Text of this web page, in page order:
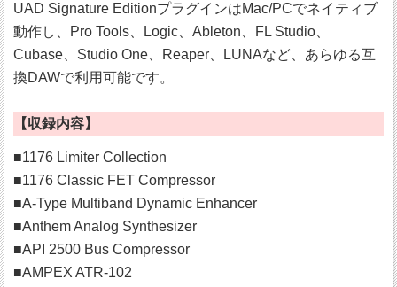
UAD Signature EditionプラグインはMac/PCでネイティブ
動作し、Pro Tools、Logic、Ableton、FL Studio、
Cubase、Studio One、Reaper、LUNAなど、あらゆる互
換DAWで利用可能です。
【収録内容】
■1176 Limiter Collection
■1176 Classic FET Compressor
■A-Type Multiband Dynamic Enhancer
■Anthem Analog Synthesizer
■API 2500 Bus Compressor
■AMPEX ATR-102